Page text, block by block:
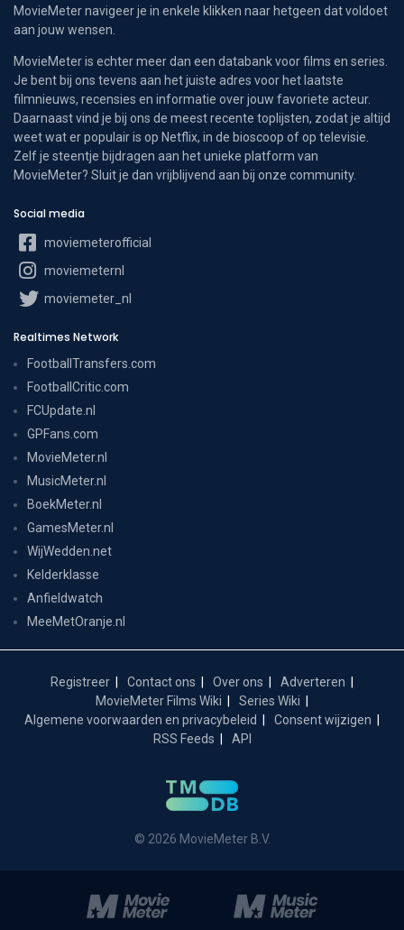
MovieMeter navigeer je in enkele klikken naar hetgeen dat voldoet
aan jouw wensen.
MovieMeter is echter meer dan een databank voor films en series.
Je bent bij ons tevens aan het juiste adres voor het laatste
filmnieuws, recensies en informatie over jouw favoriete acteur.
Daarnaast vind je bij ons de meest recente toplijsten, zodat je altijd
weet wat er populair is op Netflix, in de bioscoop of op televisie.
Zelf je steentje bijdragen aan het unieke platform van
MovieMeter? Sluit je dan vrijblijvend aan bij onze community.
Social media
moviemeterofficial
moviemeternl
moviemeter_nl
Realtimes Network
FootballTransfers.com
FootballCritic.com
FCUpdate.nl
GPFans.com
MovieMeter.nl
MusicMeter.nl
BoekMeter.nl
GamesMeter.nl
WijWedden.net
Kelderklasse
Anfieldwatch
MeeMetOranje.nl
Registreer Contact ons Over ons
Adverteren
MovieMeter Films Wiki
Series Wiki
Algemene voorwaarden en privacybeleid
Consent wijzigen
RSS Feeds
API
© 2026 MovieMeter B.V.